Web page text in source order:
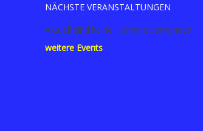
NÄCHSTE VERANSTALTUNGEN
Aktuell sind keine Termine vorhanden.
weitere Events